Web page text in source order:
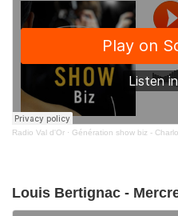
Radio Val d'Or · Génération show biz -
Louis Bertignac -